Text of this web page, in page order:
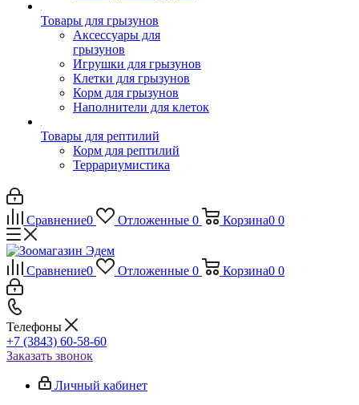
Товары для грызунов
Аксессуары для
грызунов
Игрушки для грызунов
Клетки для грызунов
Корм для грызунов
Наполнители для клеток
Товары для рептилий
Корм для рептилий
Террариумистика
Сравнение0 Отложенные 0 Корзина0 0
Сравнение0 Отложенные 0 Корзина0 0
Телефоны
+7 (3843) 60-58-60
Заказать звонок
Личный кабинет